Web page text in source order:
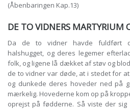
(Åbenbaringen Kap.13)
DE TO VIDNERS MARTYRIUM
Da de to vidner havde fuldført
halshugget, og deres legemer
folk, og ligene lå dækket af støv og
de to vidner var døde, at i stedet for
og dunkede deres hoveder ned på
mærkelig. Hovederne kom op på
oprejst på fødderne. Så viste der